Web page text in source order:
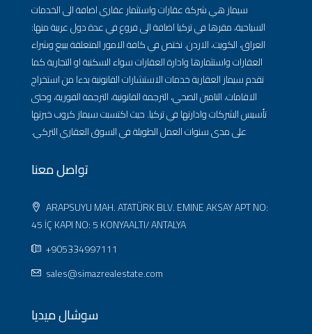
سيماز هي شركة عقارات واستثمار عقاري اضافة الى الخدمات
السياحية، مقرها في تركيا اضافة الى فروع في عدة دول عربية منها:
العراق، الكويت، الاردن. نختص في كافة الامور المتعلقة ببيع وشراء
العقارات واستثمارها وادارة العقارات سواء السكنية او التجارية كما
تقدم سيماز العقارية خدمات الاستشارات القانونية بدءا من استخراج
الاقامات، التامين الصحي، الترجمة القانونية، الترجمة الفورية، وحتى
تأسيس الشركات وادارتها في تركيا. حيث اكتسبت سيماز كروب خبرتها
على مدى سنوات العمل الطويلة في السوق العقاري التركي.
تواصل معنا
ARAPSUYU MAH. ATATÜRK BLV. EMINE AKSAY APT NO:
45 İÇ KAPI NO: 5 KONYAALTI/ ANTALYA
+905334997111
sales@simazrealestate.com
سوشال ميديا